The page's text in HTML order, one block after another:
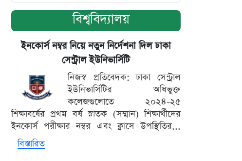
বিশ্ববিদ্যালয়
ইনকোর্স নম্বর নিয়ে নতুন নির্দেশনা দিল ঢাকা
সেন্ট্রাল ইউনিভার্সিটি
নিজস্ব প্রতিবেদক: ঢাকা সেন্ট্রাল
ইউনিভার্সিটির অধিভুক্ত
কলেজগুলোতে ২০২৪-২৫
শিক্ষাবর্ষের প্রথম বর্ষ স্নাতক (সম্মান) শিক্ষার্থীদের
ইনকোর্স পরীক্ষার নম্বর এবং ক্লাসে উপস্থিতির...
বিস্তারিত